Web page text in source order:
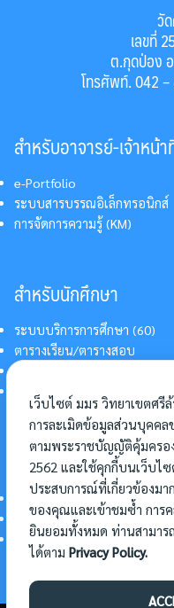
วั
เลขที่
ต.กุดป่อง
โทรศัพท์. 042
สำหรับอาจารย์-เจ้าหน้า
e-Portfolio
ระบบสารบรรณอิเล็กทรอนิกส์
การจัดการความรู้ (KM)
สำหรับนักศึกษา
ระบบบริการการศึกษา (60)
ตารางเรียน/ตารางสอบ
การแต่งกายนักศึกษา
อื่นๆ
การเข้าศึกษาต่อ
ดาวน์โหลดแบบฟอร์ม
การบริหารจัดการโครงการ
เว็บไซต์ มมร วิทยาเขตศรี
การละเมิดข้อมูลส่วนบุคคล
ตามพระราชบัญญัติคุ้มครอ
2562 และใช้คุกกี้บนเว็บไ
ประสบการณ์ที่เกี่ยวข้องม
ของคุณและเข้าชมซ้ำ การ
ยินยอมทั้งหมด ท่านสามาร
ได้ตาม Privacy Policy.